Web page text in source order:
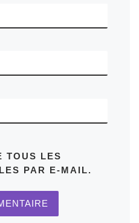
TOUS LES
PAR E-MAIL.